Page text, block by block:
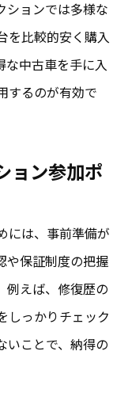
ションでは多様な
を比較的安く購入
な中古車を手に入
するのが有効で
ョン参加ポ
には、事前準備が
や保証制度の把握
例えば、修復歴の
しっかりチェック
いことで、納得の